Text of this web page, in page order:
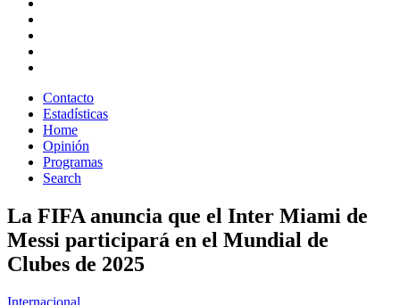
Contacto
Estadísticas
Home
Opinión
Programas
Search
La FIFA anuncia que el Inter Miami de
Messi participará en el Mundial de
Clubes de 2025
Internacional